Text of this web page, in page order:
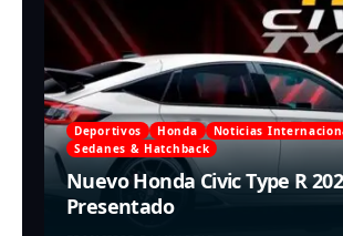
Deportivos Honda
Noticias
Sedanes & Hatchback
Nuevo Honda Civic Type R
Presentado